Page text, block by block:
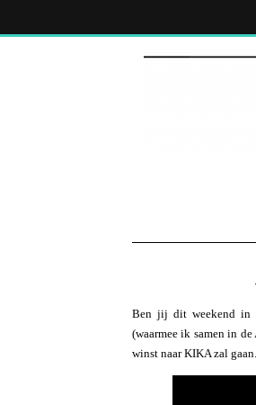
Ben jij dit weekend in
(waarmee ik samen in
winst naar KIKA zal gaan.